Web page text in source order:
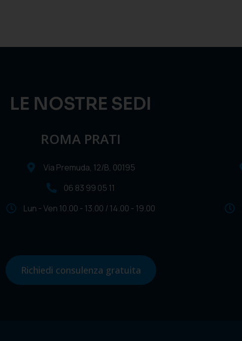
LE NOSTRE SEDI
ROMA PRATI
Via Premuda, 12/B, 00195
06 83 99 05 11
Lun - Ven 10.00 - 13.00 / 14.00 - 19.00
Richiedi consulenza gratuita